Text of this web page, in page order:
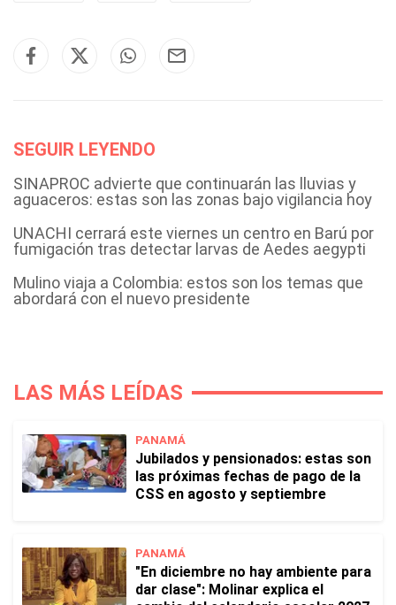
SEGUIR LEYENDO
SINAPROC advierte que continuarán las lluvias y
aguaceros: estas son las zonas bajo vigilancia hoy
UNACHI cerrará este viernes un centro en Barú por
fumigación tras detectar larvas de Aedes aegypti
Mulino viaja a Colombia: estos son los temas que
abordará con el nuevo presidente
LAS MÁS LEÍDAS
PANAMÁ
Jubilados y pensionados: estas son
las próximas fechas de pago de la
CSS en agosto y septiembre
PANAMÁ
"En diciembre no hay ambiente para
dar clase": Molinar explica el